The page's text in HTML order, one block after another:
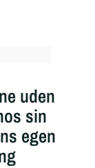
uden
sin
egen